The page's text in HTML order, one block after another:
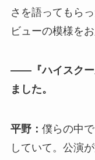
さを語ってもら
ビューの模様をお
――『ハイスクー
ました。
平野： 僕らの中
していて。公演